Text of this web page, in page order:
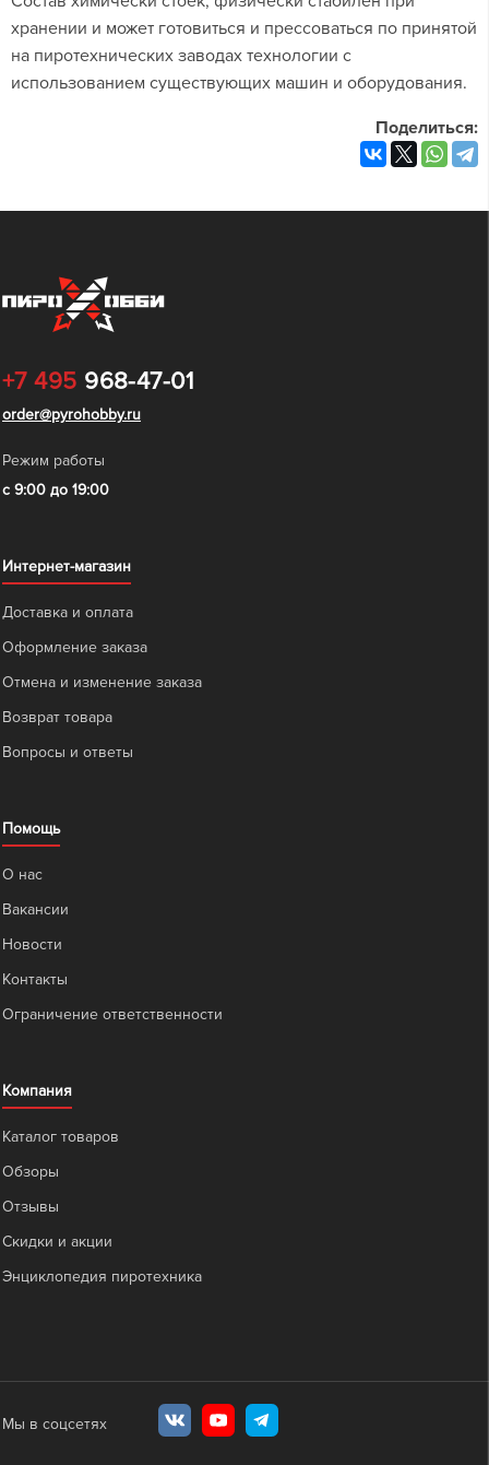
хранении и может готовиться и прессоваться по принятой
на пиротехнических заводах технологии с
использованием существующих машин и оборудования.
Поделиться:
+7 495 968-47-01
order@pyrohobby.ru
Режим работы
с 9:00 до 19:00
Интернет-магазин
Доставка и оплата
Оформление заказа
Отмена и изменение заказа
Возврат товара
Вопросы и ответы
Помощь
О нас
Вакансии
Новости
Контакты
Ограничение ответственности
Компания
Каталог товаров
Обзоры
Отзывы
Скидки и акции
Энциклопедия пиротехника
Мы в соцсетях